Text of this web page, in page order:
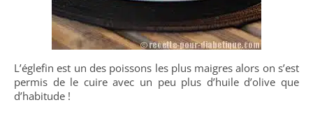
L’églefin est un des poissons les plus maigres alors on s’est
permis de le cuire avec un peu plus d’huile d’olive que
d’habitude !